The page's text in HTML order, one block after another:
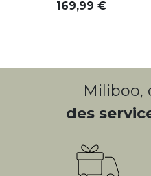
169,99
Miliboo,
des